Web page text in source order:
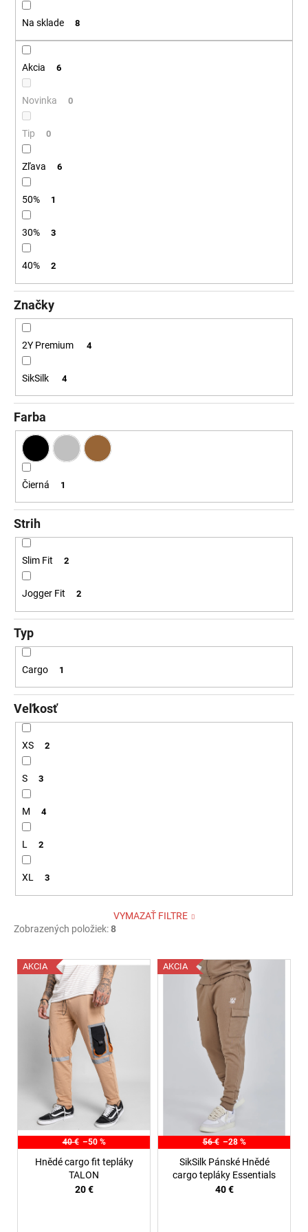
Na sklade 8
Akcia 6
Novinka 0
Tip 0
Zľava 6
50% 1
30% 3
40% 2
Značky
2Y Premium 4
SikSilk 4
Farba
Čierná 1
Strih
Slim Fit 2
Jogger Fit 2
Typ
Cargo 1
Veľkosť
XS 2
S 3
M 4
L 2
XL 3
VYMAZAŤ FILTRE
Zobrazených položiek:8
V
k
AKCIA
40 € –50 %
Hnědé cargo fit tepláky
TALON
20 €
AKCIA
56 € –28 %
SikSilk Pánské Hnědé
cargo tepláky Essentials
40 €
j
O
r
ú
č
m